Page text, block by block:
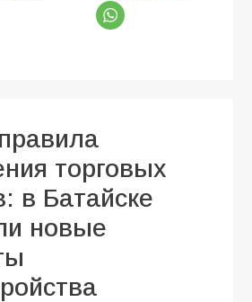
торговых
в Батайске
новые